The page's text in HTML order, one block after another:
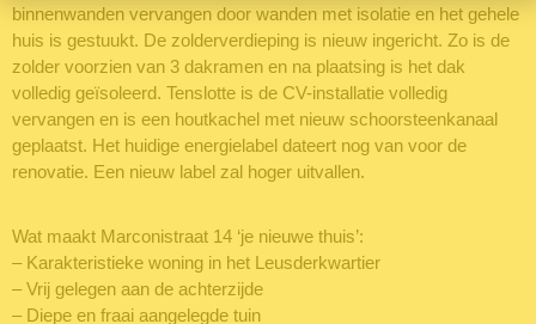
binnenwanden vervangen door wanden met isolatie en het gehele
huis is gestuukt. De zolderverdieping is nieuw ingericht. Zo is de
zolder voorzien van 3 dakramen en na plaatsing is het dak
volledig geïsoleerd. Tenslotte is de CV-installatie volledig
vervangen en is een houtkachel met nieuw schoorsteenkanaal
geplaatst. Het huidige energielabel dateert nog van voor de
renovatie. Een nieuw label zal hoger uitvallen.
Wat maakt Marconistraat 14 ‘je nieuwe thuis’:
– Karakteristieke woning in het Leusderkwartier
– Vrij gelegen aan de achterzijde
– Diepe en fraai aangelegde tuin